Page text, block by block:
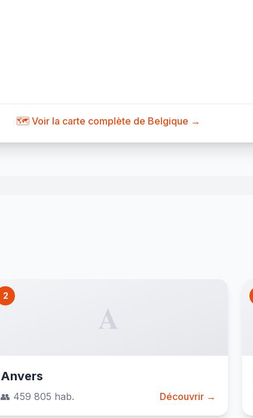
🗺️ Voir la carte complète de Belgique →
2
A
Anvers
👥 459 805 hab. Découvrir →